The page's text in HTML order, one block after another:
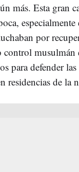
más. Esta gran
especialmente
por
control musulmán
para defender
residencias de la